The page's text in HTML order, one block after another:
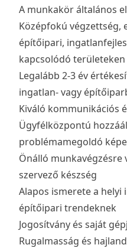
A munkakör általános
Középfokú végzettség,
építőipari,
kapcsolódó
Legalább 2-3 év
ingatlan- vagy
Kiváló kommunikációs
Ügyfélközpontú
problémamegoldó
Önálló munkavégzésre
szervező készség
Alapos ismerete a helyi
építőipari trendeknek
Jogosítvány és saját
Rugalmasság és